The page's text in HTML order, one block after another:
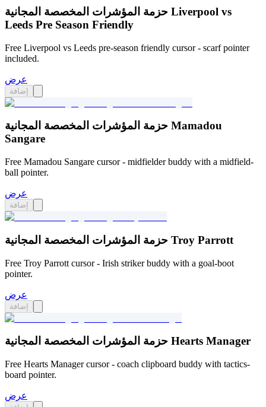
حزمة المؤشرات المخصصة المجانية Liverpool vs
Leeds Pre Season Friendly
Free Liverpool vs Leeds pre-season friendly cursor - scarf pointer
included.
عرض
إضافة
حزمة المؤشرات المخصصة المجانية Mamadou
Sangare
Free Mamadou Sangare cursor - midfielder buddy with a midfield-
ball pointer.
عرض
إضافة
حزمة المؤشرات المخصصة المجانية Troy Parrott
Free Troy Parrott cursor - Irish striker buddy with a goal-boot
pointer.
عرض
إضافة
حزمة المؤشرات المخصصة المجانية Hearts Manager
Free Hearts Manager cursor - coach clipboard buddy with tactics-
board pointer.
عرض